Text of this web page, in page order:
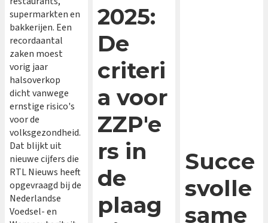
supermarkten en
bakkerijen. Een
recordaantal
zaken moest
vorig jaar
halsoverkop
dicht vanwege
ernstige risico's
voor de
volksgezondheid.
Dat blijkt uit
nieuwe cijfers die
RTL Nieuws heeft
opgevraagd bij de
Nederlandse
Voedsel- en
2025:
De
criteri
a voor
ZZP'e
rs in
de
plaag
Succe
svolle
same